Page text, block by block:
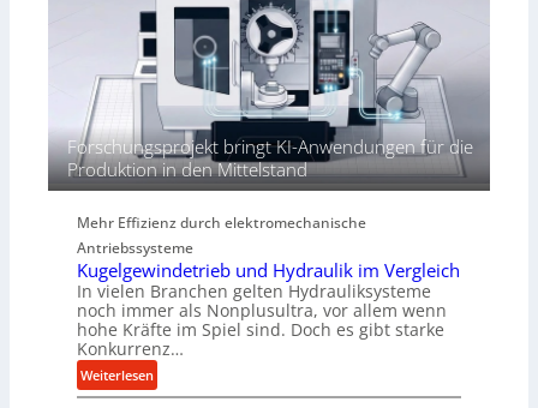
i
e
P
r
f
o
r
m
a
n
c
Forschungsprojekt bringt KI-Anwendungen für die
Produktion in den Mittelstand
Mehr Effizienz durch elektromechanische
Antriebssysteme
Kugelgewindetrieb und Hydraulik im Vergleich
In vielen Branchen gelten Hydrauliksysteme
noch immer als Nonplusultra, vor allem wenn
hohe Kräfte im Spiel sind. Doch es gibt starke
Konkurrenz…
Weiterlesen:
K